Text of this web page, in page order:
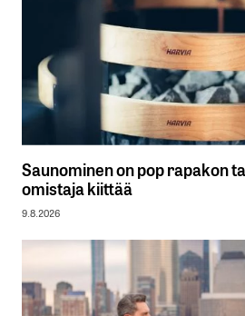
Saunominen on pop rapakon
omistaja kiittää
9.8.2026